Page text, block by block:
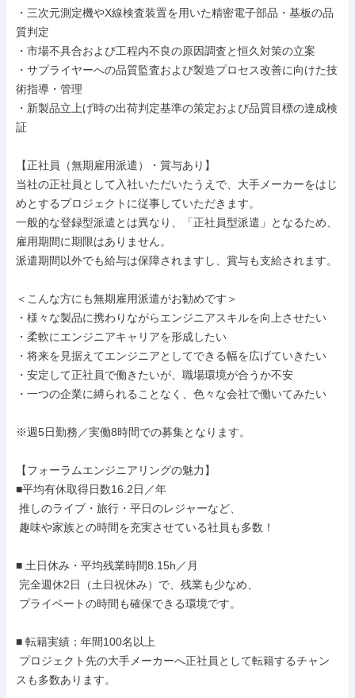
・三次元測定機やX線検査装置を用いた精密電子部品・基板の品
質判定
・市場不具合および工程内不良の原因調査と恒久対策の立案
・サプライヤーへの品質監査および製造プロセス改善に向けた技
術指導・管理
・新製品立上げ時の出荷判定基準の策定および品質目標の達成検
証
【正社員（無期雇用派遣）・賞与あり】
当社の正社員として入社いただいたうえで、大手メーカーをはじ
めとするプロジェクトに従事していただきます。
一般的な登録型派遣とは異なり、「正社員型派遣」となるため、
雇用期間に期限はありません。
派遣期間以外でも給与は保障されますし、賞与も支給されます。
＜こんな方にも無期雇用派遣がお勧めです＞
・様々な製品に携わりながらエンジニアスキルを向上させたい
・柔軟にエンジニアキャリアを形成したい
・将来を見据えてエンジニアとしてできる幅を広げていきたい
・安定して正社員で働きたいが、職場環境が合うか不安
・一つの企業に縛られることなく、色々な会社で働いてみたい
※週5日勤務／実働8時間での募集となります。
【フォーラムエンジニアリングの魅力】
■平均有休取得日数16.2日／年
■ 土日休み・平均残業時間8.15h／月
■ 転籍実績：年間100名以上
スも多数あります。